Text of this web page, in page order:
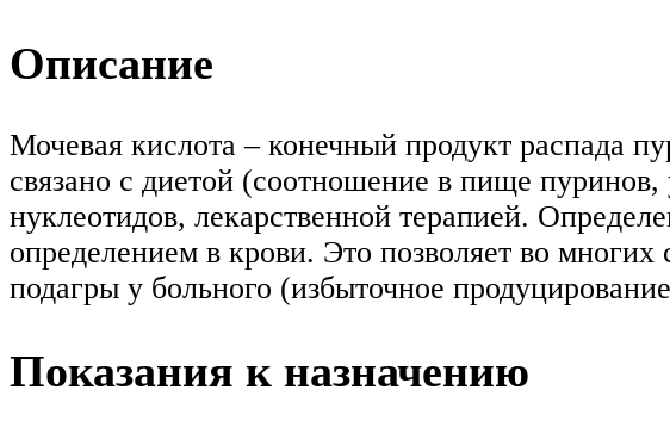
Описание
Мочевая кислота – конечный продукт распада
связано с диетой (соотношение в пище
нуклеотидов, лекарственной терапией.
определением в крови. Это позволяет во
подагры у больного (избыточное
Показания к назначению